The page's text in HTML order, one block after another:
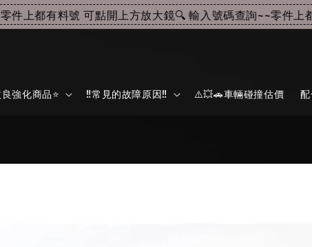
上都有料號 可點開上方放大鏡🔍 輸入號碼查詢~~零件上都
良強化商品⭐ ‼️常見的故障原因‼️ ⚠️💥🚗車輛碰撞估價